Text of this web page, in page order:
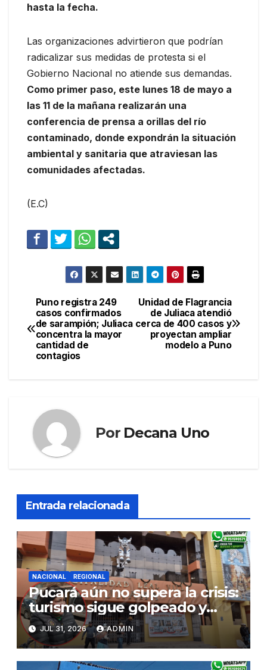
hasta la fecha.
Las organizaciones advirtieron que podrían
radicalizar sus medidas de protesta si el
Gobierno Nacional no atiende sus demandas.
Como primer paso, este lunes 18 de mayo a
las 11 de la mañana realizarán una
conferencia de prensa a orillas del río
contaminado, donde expondrán la situación
ambiental y sanitaria que atraviesan las
comunidades afectadas.
(E.C)
Navegación
de
entradas
Unidad de Flagrancia
de Juliaca atendió
cerca de 400 casos y
proyectan ampliar
modelo a Puno
Puno registra 249
casos confirmados
de sarampión; Juliaca
concentra la mayor
cantidad de
contagios
Por Decana Uno
Entrada relacionada
NACIONAL REGIONAL
Pucará aún no supera la crisis:
turismo sigue golpeado y
alcaldesa exige al nuevo
Gobierno fondos para obras
paralizadas
JUL 31, 2026 ADMIN